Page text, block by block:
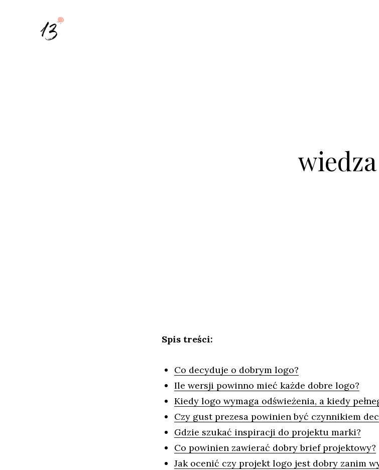
wiedza
Spis treści:
Co decyduje o dobrym logo?
Ile wersji powinno mieć każde dobre logo?
Kiedy logo wymaga odświeżenia, a kiedy
Czy gust prezesa powinien być czynnikiem
Gdzie szukać inspiracji do projektu marki?
Co powinien zawierać dobry brief projektowy?
Jak ocenić czy projekt logo jest dobry zanim